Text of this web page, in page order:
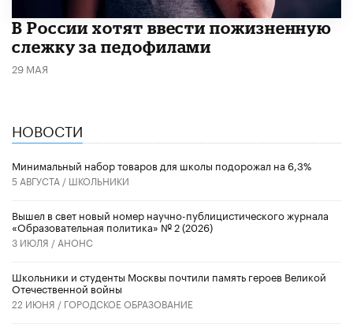
В России хотят ввести пожизненную
слежку за педофилами
29 МАЯ
НОВОСТИ
Минимальный набор товаров для школы подорожал на 6,3%
5 АВГУСТА / ШКОЛЬНИКИ
Вышел в свет новый номер научно-публицистического журнала
«Образовательная политика» № 2 (2026)
3 ИЮЛЯ / АНОНС
Школьники и студенты Москвы почтили память героев Великой
Отечественной войны
22 ИЮНЯ / ГОРОДСКОЕ ОБРАЗОВАНИЕ